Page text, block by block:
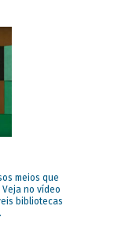
meios que
no vídeo
bibliotecas